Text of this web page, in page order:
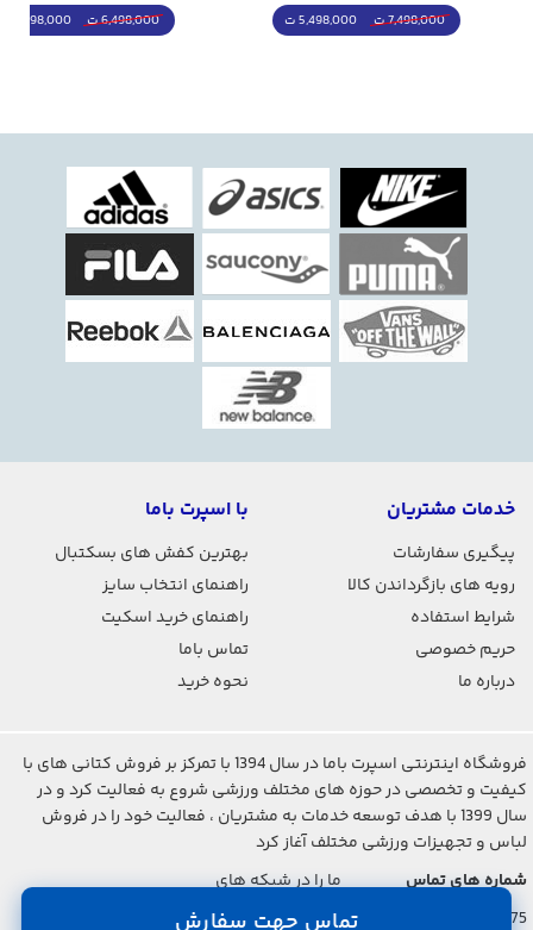
تماس جهت سفارش
7,498,000 ت 5,498,000 ت 6,498,000 ت 5,298,000 ت
خدمات مشتریان
پیگیری سفارشات
رویه های بازگرداندن کالا
شرایط استفاده
حریم خصوصی
درباره ما
با اسپرت باما
بهترین کفش های بسکتبال
راهنمای انتخاب سایز
راهنمای خرید اسکیت
تماس باما
نحوه خرید
فروشگاه اینترنتی اسپرت باما در سال 1394 با تمرکز بر فروش کتانی های با
کیفیت و تخصصی در حوزه های مختلف ورزشی شروع به فعالیت کرد و در
سال 1399 با هدف توسعه خدمات به مشتریان ، فعالیت خود را در فروش
لباس و تجهیزات ورزشی مختلف آغاز کرد
شماره های تماس
021-2842-7275
ما را در شبکه های
اجتماعی دنبال کنید